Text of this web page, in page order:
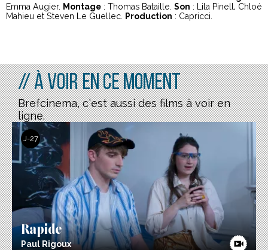
Emma Augier. Montage : Thomas Bataille. Son : Lila Pinell, Chloé
Mahieu et Steven Le Guellec.
Production : Capricci.
// À voir en ce moment
Brefcinema, c’est aussi des films à voir en
ligne.
J-27
Rapide
Paul Rigoux